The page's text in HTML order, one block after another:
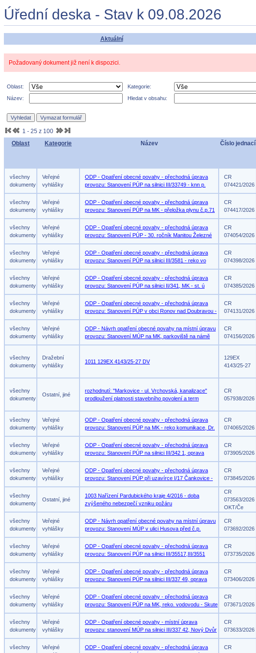
Úřední deska - Stav k 09.08.2026
Aktuální
Požadovaný dokument již není k dispozici.
Oblast:
Kategorie:
Název:
Hledat v obsahu:
1 - 25 z 100
Oblast
Kategorie Název Číslo jednací
všechny
dokumenty
Veřejné
vyhlášky
ODP - Opatření obecné povahy - přechodná úprava
provozu: Stanovení PÚP na silnici III/33749 - knn p.
CR
074421/2026
všechny
dokumenty
Veřejné
vyhlášky
ODP - Opatření obecné povahy - přechodná úprava
provozu: Stanovení PÚP na MK - přeložka plynu č.p.71
CR
074417/2026
všechny
dokumenty
Veřejné
vyhlášky
ODP - Opatření obecné povahy - přechodná úprava
provozu: Stanovení PÚP - 30. ročník Manitou Železné
CR
074054/2026
všechny
dokumenty
Veřejné
vyhlášky
ODP - Opatření obecné povahy - přechodná úprava
provozu: Stanovení PÚP na silnici III/3581 - reko vo
CR
074398/2026
všechny
dokumenty
Veřejné
vyhlášky
ODP - Opatření obecné povahy - přechodná úprava
provozu: Stanovení PÚP na silnici II/341, MK - st. ú
CR
074385/2026
všechny
dokumenty
Veřejné
vyhlášky
ODP - Opatření obecné povahy - přechodná úprava
provozu: Stanovení PÚP v obci Ronov nad Doubravou -
CR
074131/2026
všechny
dokumenty
Veřejné
vyhlášky
ODP - Návrh opatření obecné povahy na místní úpravu
provozu: Stanovení MÚP na MK, parkoviště na námě
CR
074156/2026
všechny
dokumenty
Dražební
vyhlášky
1011 129EX 4143/25-27 DV
129EX
4143/25-27
všechny
dokumenty
Ostatní, jiné
rozhodnutí: "Markovice - ul. Vrchovská, kanalizace"
prodloužení platnosti stavebního povolení a term
CR
057938/2026
všechny
dokumenty
Veřejné
vyhlášky
ODP - Opatření obecné povahy - přechodná úprava
provozu: Stanovení PÚP na MK - reko komunikace, Dr.
CR
074065/2026
všechny
dokumenty
Veřejné
vyhlášky
ODP - Opatření obecné povahy - přechodná úprava
provozu: Stanovení PÚP na silnici III/342 1, oprava
CR
073905/2026
všechny
dokumenty
Veřejné
vyhlášky
ODP - Opatření obecné povahy - přechodná úprava
provozu: Stanovení PÚP při uzavírce I/17 Čankovice -
CR
073845/2026
všechny
dokumenty
Ostatní, jiné
1003 Nařízení Pardubického kraje 4/2016 - doba
zvýšeného nebezpečí vzniku požáru
CR
073563/2026
OKT/Če
všechny
dokumenty
Veřejné
vyhlášky
ODP - Návrh opatření obecné povahy na místní úpravu
provozu: Stanovení MÚP v ulici Husova před č.p.
CR
073692/2026
všechny
dokumenty
Veřejné
vyhlášky
ODP - Opatření obecné povahy - přechodná úprava
provozu: Stanovení PÚP na silnici III/35517,III/3551
CR
073735/2026
všechny
dokumenty
Veřejné
vyhlášky
ODP - Opatření obecné povahy - přechodná úprava
provozu: Stanovení PÚP na silnici III/337 49, oprava
CR
073406/2026
všechny
dokumenty
Veřejné
vyhlášky
ODP - Opatření obecné povahy - přechodná úprava
provozu: Stanovení PÚP na MK, reko. vodovodu - Skute
CR
073671/2026
všechny
dokumenty
Veřejné
vyhlášky
ODP - Opatření obecné povahy - místní úprava
provozu: stanovení MÚP na silnici III/337 42, Nový Dvůr
CR
073633/2026
všechny
Veřejné
ODP - Opatření obecné povahy - přechodná úprava
CR